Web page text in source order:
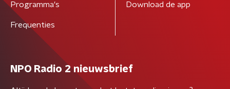
Programma's
Frequenties
Download de app
NPO Radio 2 nieuwsbrief